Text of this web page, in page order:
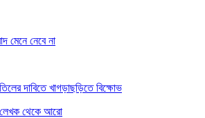
মেনে নেবে না
দাবিতে খাগড়াছড়িতে বিক্ষোভ
লেখক থেকে আরো